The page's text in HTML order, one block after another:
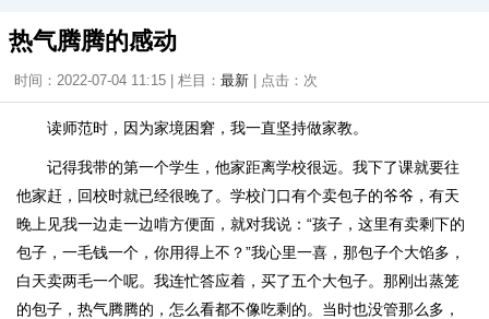
热气腾腾的感动
时间：2022-07-04 11:15 | 栏目： 最新 | 点击： 次
读师范时，因为家境困窘，我一直坚持做家教。
记得我带的第一个学生，他家距离学校很远。我下了课就要往
他家赶，回校时就已经很晚了。学校门口有个卖包子的爷爷，有天
晚上见我一边走一边啃方便面，就对我说：“孩子，这里有卖剩下的
包子，一毛钱一个，你用得上不？”我心里一喜，那包子个大馅多，
白天卖两毛一个呢。我连忙答应着，买了五个大包子。那刚出蒸笼
的包子，热气腾腾的，怎么看都不像吃剩的。当时也没管那么多，